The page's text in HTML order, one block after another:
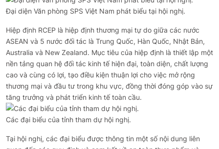
Đại diện Văn phòng SPS Việt Nam phát biểu tại hội nghị.
Hiệp định RCEP là hiệp định thương mại tự do giữa các nước
ASEAN và 5 nước đối tác là Trung Quốc, Hàn Quốc, Nhật Bản,
Australia và New Zealand. Mục tiêu của hiệp định là thiết lập một
nền tảng quan hệ đối tác kinh tế hiện đại, toàn diện, chất lượng
cao và cùng có lợi, tạo điều kiện thuận lợi cho việc mở rộng
thương mại và đầu tư trong khu vực, đồng thời đóng góp vào sự
tăng trưởng và phát triển kinh tế toàn cầu.
Các đại biểu của tỉnh tham dự hội nghị.
Tại hội nghị, các đại biểu được thông tin một số nội dung liên